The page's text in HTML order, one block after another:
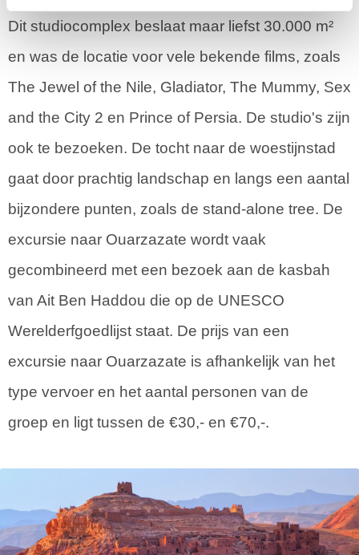
Dit studiocomplex beslaat maar liefst 30.000 m²
en was de locatie voor vele bekende films, zoals
The Jewel of the Nile, Gladiator, The Mummy, Sex
and the City 2 en Prince of Persia. De studio's zijn
ook te bezoeken. De tocht naar de woestijnstad
gaat door prachtig landschap en langs een aantal
bijzondere punten, zoals de stand-alone tree. De
excursie naar Ouarzazate wordt vaak
gecombineerd met een bezoek aan de kasbah
van Ait Ben Haddou die op de UNESCO
Werelderfgoedlijst staat. De prijs van een
excursie naar Ouarzazate is afhankelijk van het
type vervoer en het aantal personen van de
groep en ligt tussen de €30,- en €70,-.